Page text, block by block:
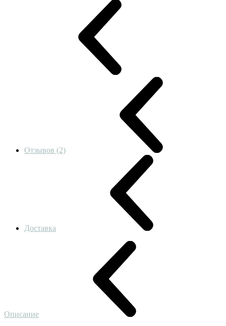
Отзывов (2)
Доставка
Описание